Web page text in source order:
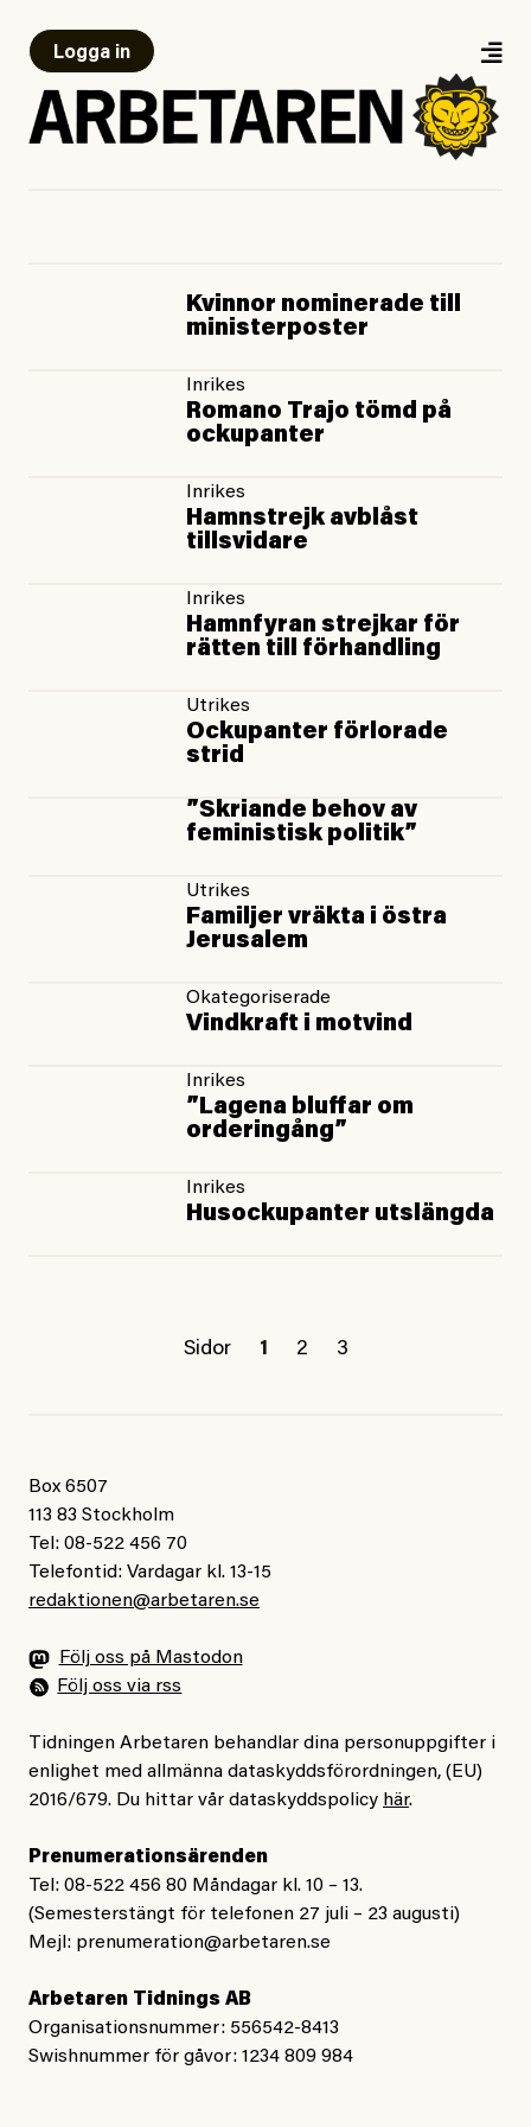
Logga in
Kvinnor nominerade till
ministerposter
Inrikes
Romano Trajo tömd på
ockupanter
Inrikes
Hamnstrejk avblåst
tillsvidare
Inrikes
Hamnfyran strejkar för
rätten till förhandling
Utrikes
Ockupanter förlorade
strid
”Skriande behov av
feministisk politik”
Utrikes
Familjer vräkta i östra
Jerusalem
Okategoriserade
Vindkraft i motvind
Inrikes
”Lagena bluffar om
orderingång”
Inrikes
Husockupanter utslängda
Sidor 1 2 3
Box 6507
113 83 Stockholm
Tel: 08-522 456 70
Telefontid: Vardagar kl. 13-15
redaktionen@arbetaren.se
Följ oss på Mastodon
Följ oss via rss
Tidningen Arbetaren behandlar dina personuppgifter i
enlighet med allmänna dataskyddsförordningen, (EU)
2016/679. Du hittar vår dataskyddspolicy här.
Prenumerationsärenden
Tel: 08-522 456 80 Måndagar kl. 10 – 13.
(Semesterstängt för telefonen 27 juli – 23 augusti)
Mejl: prenumeration@arbetaren.se
Arbetaren Tidnings AB
Organisationsnummer: 556542-8413
Swishnummer för gåvor: 1234 809 984